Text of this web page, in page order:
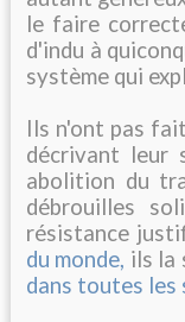
le faire
d'indu à
système qui
Ils n'ont pas
décrivant leur
abolition du
débrouilles
résistance
du monde, ils la
dans toutes les